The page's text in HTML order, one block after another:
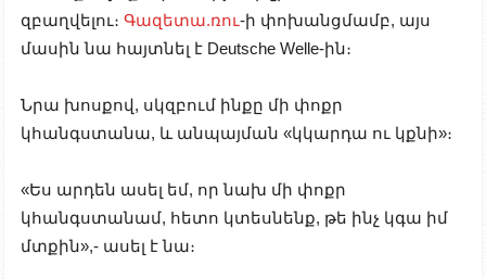
զբաղվելու։ Գազետա.ռու-ի փոխանցմամբ, այս
մասին նա հայտնել է Deutsche Welle-ին։
Նրա խոսքով, սկզբում ինքը մի փոքր
կհանգստանա, և անպայման «կկարդա ու կքնի»։
«Ես արդեն ասել եմ, որ նախ մի փոքր
կհանգստանամ, հետո կտեսնենք, թե ինչ կգա իմ
մտքին»,- ասել է նա։